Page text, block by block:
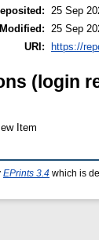
25 Sep
25 Sep
URI:
https://
(login
Item
EPrints 3.4 which is